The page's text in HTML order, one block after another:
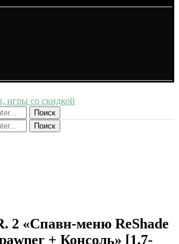
Поиск
Поиск
2 «Спавн-меню ReShade
+ Консоль» [1.7-